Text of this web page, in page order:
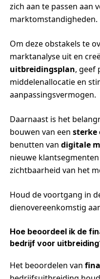
zich aan te passen aan
marktomstandigheden.
Om deze obstakels te
marktanalyse uit en
uitbreidingsplan, geef
middelenallocatie en
aanpassingsvermogen.
Daarnaast is het
bouwen van een sterke
benutten van digitale
nieuwe
zichtbaarheid van het
Houd de voortgang in
dienovereenkomstig
Hoe beoordeel ik de
bedrijf voor
Het beoordelen van